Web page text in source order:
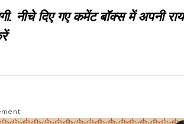
दिए गए कमेंट बॉक्स में अपनी राय